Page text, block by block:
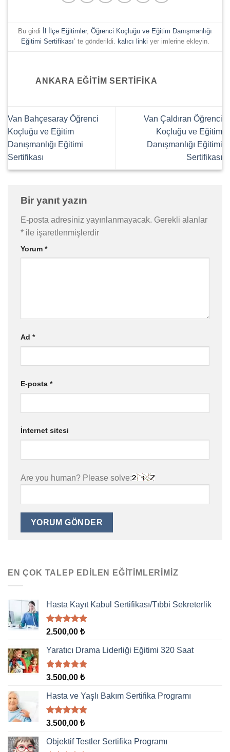
Bu girdi İl İlçe Eğitimler, Öğrenci Koçluğu ve Eğitim Danışmanlığı
Eğitimi Sertifikası’ te gönderildi. kalıcı linki yer imlerine ekleyin.
ANKARA EĞITIM SERTIFIKA
Van Bahçesaray Öğrenci
Koçluğu ve Eğitim
Danışmanlığı Eğitimi
Sertifikası
Van Çaldıran Öğrenci
Koçluğu ve Eğitim
Danışmanlığı Eğitimi
Sertifikası
Bir yanıt yazın
E-posta adresiniz yayınlanmayacak. Gerekli alanlar
* ile işaretlenmişlerdir
Yorum *
Ad *
E-posta *
İnternet sitesi
Are you human? Please solve:
EN ÇOK TALEP EDILEN EĞITIMLERIMIZ
Hasta Kayıt Kabul Sertifikası/Tıbbi Sekreterlik
5 üzerinden
aldı
2.500,00 ₺
Yaratıcı Drama Liderliği Eğitimi 320 Saat
5 üzerinden
aldı
3.500,00 ₺
Hasta ve Yaşlı Bakım Sertifika Programı
5 üzerinden
aldı
3.500,00 ₺
Objektif Testler Sertifika Programı